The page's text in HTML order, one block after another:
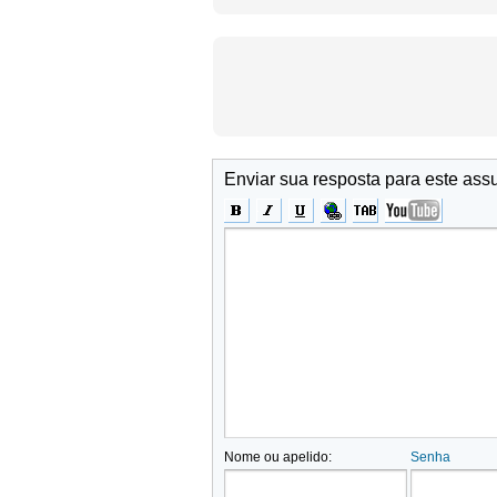
Enviar sua resposta para este
Nome ou apelido: Senha